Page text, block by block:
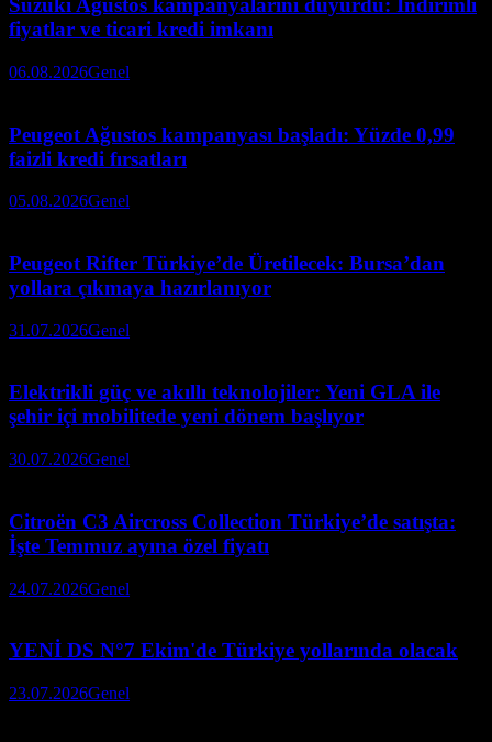
Suzuki Ağustos kampanyalarını duyurdu: İndirimli
fiyatlar ve ticari kredi imkanı
06.08.2026Genel
Peugeot Ağustos kampanyası başladı: Yüzde 0,99
faizli kredi fırsatları
05.08.2026Genel
Peugeot Rifter Türkiye’de Üretilecek: Bursa’dan
yollara çıkmaya hazırlanıyor
31.07.2026Genel
Elektrikli güç ve akıllı teknolojiler: Yeni GLA ile
şehir içi mobilitede yeni dönem başlıyor
30.07.2026Genel
Citroën C3 Aircross Collection Türkiye’de satışta:
İşte Temmuz ayına özel fiyatı
24.07.2026Genel
YENİ DS N°7 Ekim'de Türkiye yollarında olacak
23.07.2026Genel